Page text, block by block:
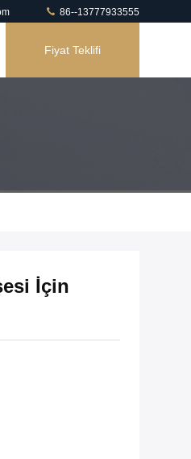
86--13777933555
Fiyat Teklifi
İçin